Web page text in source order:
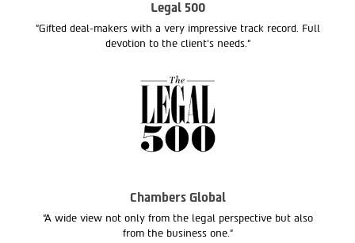
Legal 500
"Gifted deal-makers with a very impressive track record. Full
devotion to the client’s needs.“
Chambers Global
“A wide view not only from the legal perspective but also
from the business one.”